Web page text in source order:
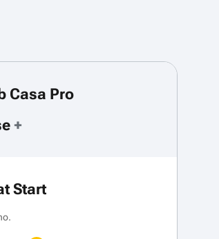
Casa Pro
+
Start